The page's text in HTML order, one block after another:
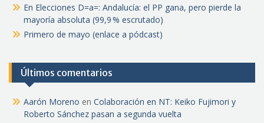
En Elecciones D=a=: Andalucía: el PP gana, pero pierde la
mayoría absoluta (99,9 % escrutado)
Primero de mayo (enlace a pódcast)
Últimos comentarios
Aarón Moreno en Colaboración en NT: Keiko Fujimori y
Roberto Sánchez pasan a segunda vuelta